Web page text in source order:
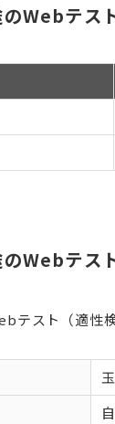
Webテス
Webテス
テスト（適性